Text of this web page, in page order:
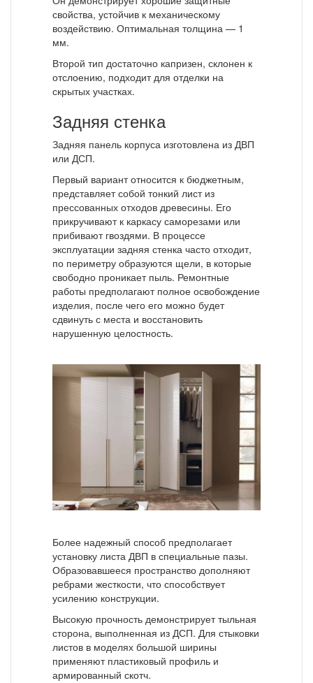
свойства, устойчив к механическому
воздействию. Оптимальная толщина — 1
мм.
Второй тип достаточно капризен, склонен к
отслоению, подходит для отделки на
скрытых участках.
Задняя стенка
Задняя панель корпуса изготовлена из ДВП
или ДСП.
Первый вариант относится к бюджетным,
представляет собой тонкий лист из
прессованных отходов древесины. Его
прикручивают к каркасу саморезами или
прибивают гвоздями. В процессе
эксплуатации задняя стенка часто отходит,
по периметру образуются щели, в которые
свободно проникает пыль. Ремонтные
работы предполагают полное освобождение
изделия, после чего его можно будет
сдвинуть с места и восстановить
нарушенную целостность.
Более надежный способ предполагает
установку листа ДВП в специальные пазы.
Образовавшееся пространство дополняют
ребрами жесткости, что способствует
усилению конструкции.
Высокую прочность демонстрирует тыльная
сторона, выполненная из ДСП. Для стыковки
листов в моделях большой ширины
применяют пластиковый профиль и
армированный скотч.